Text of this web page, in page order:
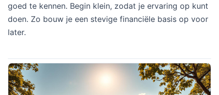
goed te kennen. Begin klein, zodat je ervaring op kunt
doen. Zo bouw je een stevige financiële basis op voor
later.